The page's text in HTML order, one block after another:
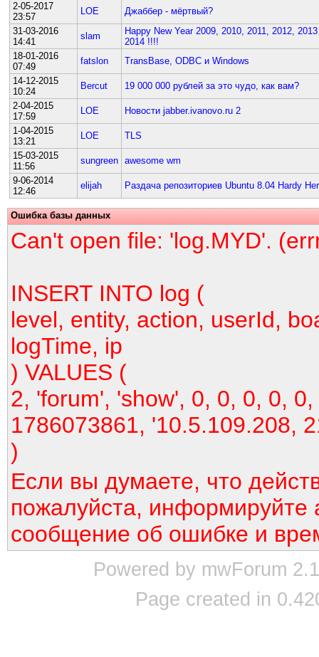
2-05-2017
23:57
LOE
Джаббер - мёртвый?
31-03-2016
14:41
slam
Happy New Year 2009, 2010, 2011, 2012,
2014 !!!!
18-01-2016
07:49
fatslon
TransBase, ODBC и Windows
14-12-2015
10:24
Bercut
19 000 000 рублей за это чудо, как вам?
2-04-2015
17:59
LOE
Новости jabber.ivanovo.ru 2
1-04-2015
13:21
LOE
TLS
15-03-2015
11:56
sungreen awesome wm
9-06-2014
12:46
elijah Раздача репозиториев Ubuntu 8.04 Hardy
Ошибка базы данных
Can't open file: 'log.MYD'.
INSERT INTO log (
level, entity, action, userId,
logTime, ip
) VALUES (
2, 'forum', 'show', 0, 0, 0, 0, 0,
1786073861, '10.5.109.208,
)
Если вы думаете, что
пожалуйста, информируйте
сообщение об ошибке и
Powered by mwForum
Page created in